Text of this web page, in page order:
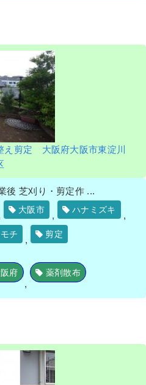
え剪定 大阪府大阪市東淀川
刈り・剪定作 ...
大阪市
,
ハナミズキ
,
チ
,
剪定
府
,
薬剤散布